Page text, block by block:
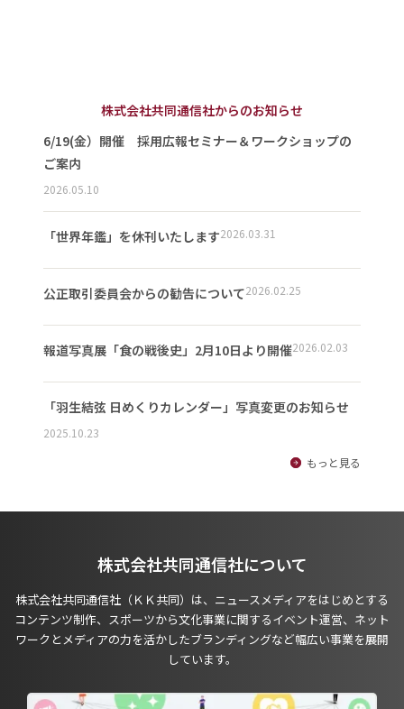
株式会社共同通信社からのお知らせ
6/19(金）開催 採用広報セミナー＆ワークショップの
ご案内
2026.05.10
「世界年鑑」を休刊いたします2026.03.31
公正取引委員会からの勧告について2026.02.25
報道写真展「食の戦後史」2月10日より開催2026.02.03
「羽生結弦 日めくりカレンダー」写真変更のお知らせ
2025.10.23
もっと見る
株式会社共同通信社について
株式会社共同通信社（ＫＫ共同）は、ニュースメディアをはじめとする
コンテンツ制作、スポーツから文化事業に関するイベント運営、ネット
ワークとメディアの力を活かしたブランディングなど幅広い事業を展開
しています。